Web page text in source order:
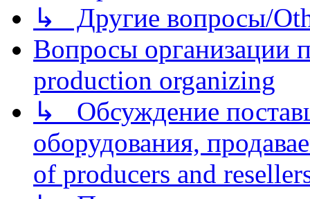
↳ Другие вопросы/
Вопросы организации
production organizing
↳ Обсуждение
оборудования,
of producers and